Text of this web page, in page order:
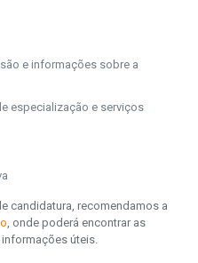
e informações sobre a
especialização e serviços
candidatura, recomendamos a
, onde poderá encontrar as
úteis.